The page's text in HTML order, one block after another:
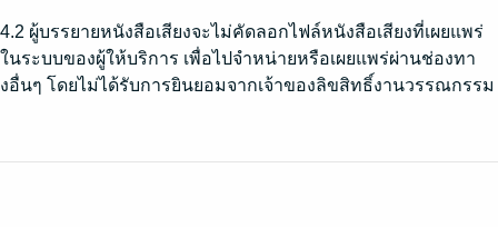
4.2 ผู้บรรยายหนังสือเสียงจะไม่คัดลอกไฟล์หนังสือเสียงที่เผยแพร่
ในระบบของผู้ให้บริการ เพื่อไปจำหน่ายหรือเผยแพร่ผ่านช่องทา
งอื่นๆ โดยไม่ได้รับการยินยอมจากเจ้าของลิขสิทธิ์งานวรรณกรรม